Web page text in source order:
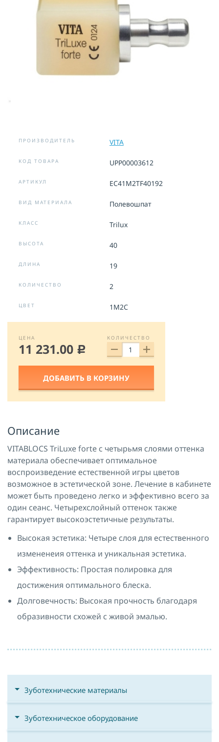
Зуботехнические материалы
Зуботехническое оборудование
ПРОИЗВОДИТЕЛЬ VITA
КОД ТОВАРА UPP00003612
АРТИКУЛ EC41M2TF40192
ВИД МАТЕРИАЛА Полевошпат
КЛАСС Trilux
ВЫСОТА 40
ДЛИНА 19
КОЛИЧЕСТВО 2
ЦВЕТ 1M2C
ЦЕНА
11 231.00 c
КОЛИЧЕСТВО
ДОБАВИТЬ В КОРЗИНУ
Описание
VITABLOCS TriLuxe forte с четырьмя слоями оттенка
материала обеспечивает оптимальное
воспроизведение естественной игры цветов
возможное в эстетической зоне. Лечение в кабинете
может быть проведено легко и эффективно всего за
один сеанс. Четырехслойный оттенок также
гарантирует высокоэстетичные результаты.
Высокая эстетика: Четыре слоя для естественного
измененеия оттенка и уникальная эстетика.
Эффективность: Простая полировка для
достижения оптимального блеска.
Долговечность: Высокая прочность благодаря
образивности схожей с живой эмалью.